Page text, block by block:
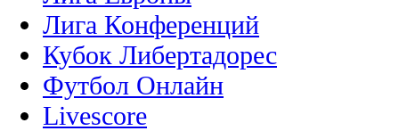
Лига Конференций
Кубок Либертадорес
Футбол Онлайн
Livescore